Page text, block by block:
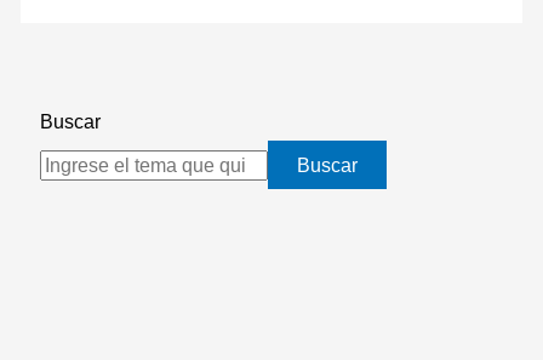
Buscar
Buscar